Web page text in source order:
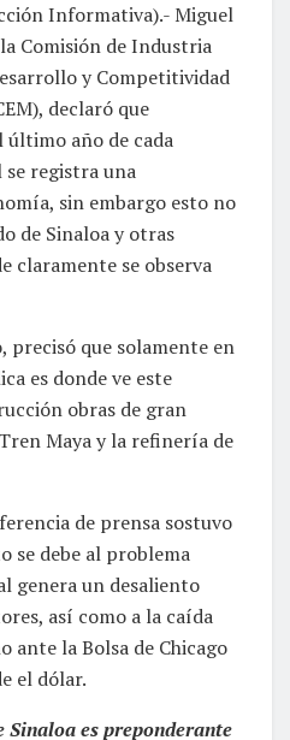
Informativa).- Miguel
Comisión de Industria
y Competitividad
declaró que
año de cada
registra una
sin embargo esto no
de Sinaloa y otras
claramente se observa
precisó que solamente en
es donde ve este
obras de gran
Maya y la refinería de
de prensa sostuvo
se debe al problema
genera un desaliento
así como a la caída
ante la Bolsa de Chicago
el dólar.
Sinaloa es preponderante